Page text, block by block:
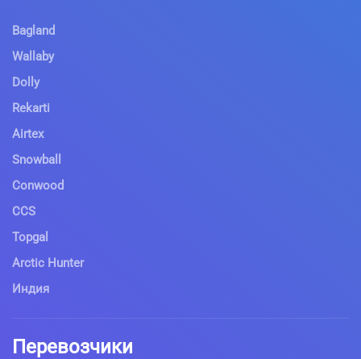
Bagland
Wallaby
Dolly
Rekarti
Airtex
Snowball
Conwood
CCS
Topgal
Arctic Hunter
Индия
Перевозчики